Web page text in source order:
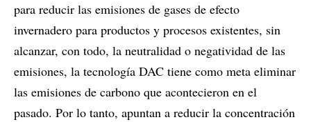
para reducir las emisiones de gases de efecto
invernadero para productos y procesos existentes, sin
alcanzar, con todo, la neutralidad o negatividad de las
emisiones, la tecnología DAC tiene como meta eliminar
las emisiones de carbono que acontecieron en el
pasado. Por lo tanto, apuntan a reducir la concentración